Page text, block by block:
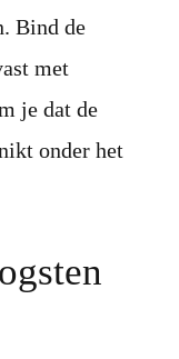
Bind de
met
je dat de
onder het